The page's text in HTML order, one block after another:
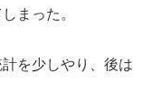
まった。
を少しやり、後は